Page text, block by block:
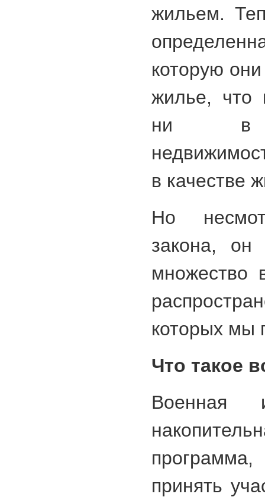
жильем.
которую
жилье, что
ни в
в качестве
Но
закона,
множество
которых мы
Что такое
Военная
принять